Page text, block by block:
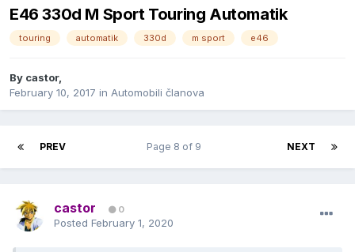
E46 330d M Sport Touring Automatik
touring automatik 330d m sport e46
By castor,
February 10, 2017 in Automobili članova
PREV NEXT
Page 8 of 9
castor 0
Posted February 1, 2020